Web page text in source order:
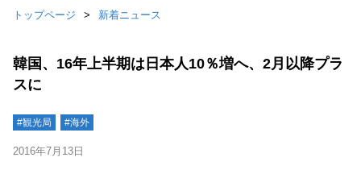
トップページ 新着ニュース
韓国、16年上半期は日本人10％増へ、2月以降プラ
スに
#観光局 #海外
2016年7月13日